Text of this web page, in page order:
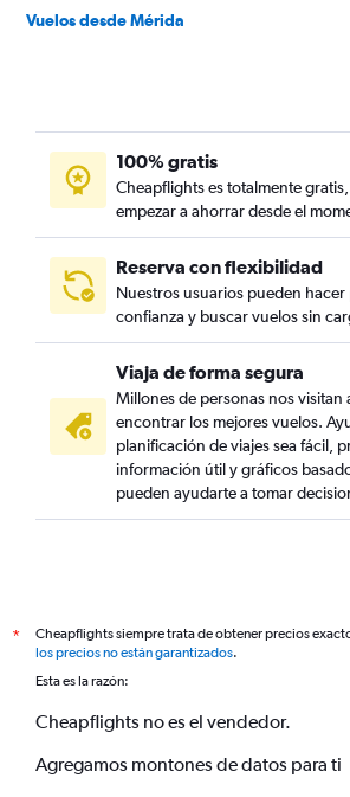
Vuelos desde Mérida
100% gratis
Cheapflights es totalmente
empezar a ahorrar desde el
Reserva con flexibilidad
Nuestros usuarios pueden
confianza y buscar vuelos sin
Viaja de forma segura
Millones de personas nos visitan
encontrar los mejores vuelos.
planificación de viajes sea fácil,
información útil y gráficos
pueden ayudarte a tomar
*
Cheapflights siempre trata de obtener precios
los precios no están garantizados.
Esta es la razón:
Cheapflights no es el vendedor.
Agregamos montones de datos para ti